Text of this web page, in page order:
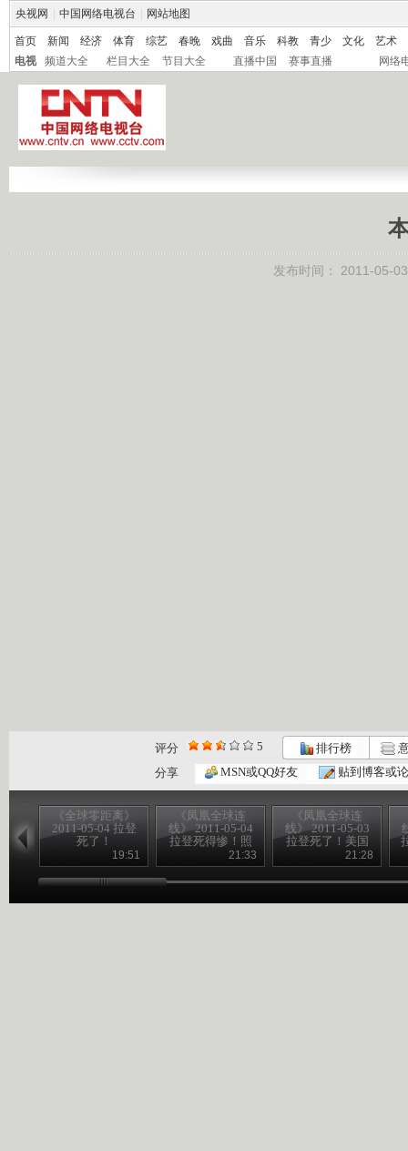
央视网 中国网络电视台 网站地图
首页 新闻 经济 体育 综艺 春晚 戏曲 音乐 科教 青少 文化
艺术
电视
频道大全 栏目大全 节目大全 直播中国 赛事直播 网络
发布时间： 2011-05-
评分 5 排行榜
分享
MSN或QQ好友 贴到博客或
《全球零距离》
2011-05-04 拉登
死了！
19:51
《凤凰全球连
线》 2011-05-04
拉登死得惨！照
片见不得人？
21:33
《凤凰全球连
线》 2011-05-03
拉登死了！美国
麻烦大了？21:28